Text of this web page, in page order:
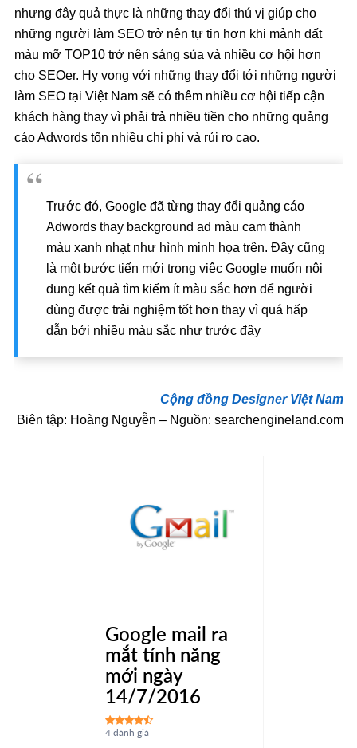
nhưng đây quả thực là những thay đổi thú vị giúp cho
những người làm SEO trở nên tự tin hơn khi mảnh đất
màu mỡ TOP10 trở nên sáng sủa và nhiều cơ hội hơn
cho SEOer. Hy vọng với những thay đổi tới những người
làm SEO tại Việt Nam sẽ có thêm nhiều cơ hội tiếp cận
khách hàng thay vì phải trả nhiều tiền cho những quảng
cáo Adwords tốn nhiều chi phí và rủi ro cao.
Trước đó, Google đã từng thay đổi quảng cáo
Adwords thay background ad màu cam thành
màu xanh nhạt như hình minh họa trên. Đây cũng
là một bước tiến mới trong việc Google muốn nội
dung kết quả tìm kiếm ít màu sắc hơn để người
dùng được trải nghiệm tốt hơn thay vì quá hấp
dẫn bởi nhiều màu sắc như trước đây
Cộng đồng Designer Việt Nam
Biên tập: Hoàng Nguyễn – Nguồn: searchengineland.com
Google mail ra
mắt tính năng
mới ngày
14/7/2016
4 đánh giá